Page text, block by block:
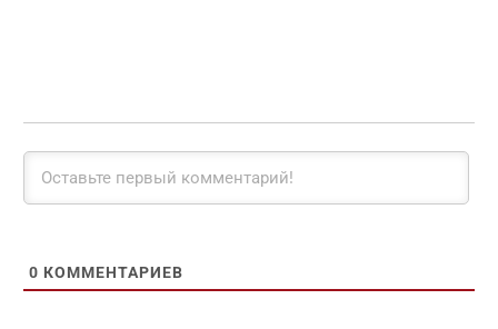
0 КОММЕНТАРИЕВ